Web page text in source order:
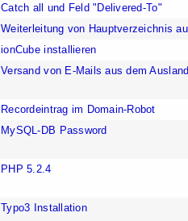
Catch all und Feld "Delivered-To"
Weiterleitung von Hauptverzeichnis
ionCube installieren
Versand von E-Mails aus dem
Recordeintrag im Domain-Robot
MySQL-DB Password
PHP 5.2.4
Typo3 Installation